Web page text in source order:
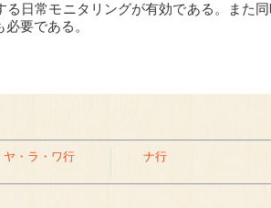
る日常モニタリングが有効である。また
必要である。
ヤ・ラ・ワ行 ナ行